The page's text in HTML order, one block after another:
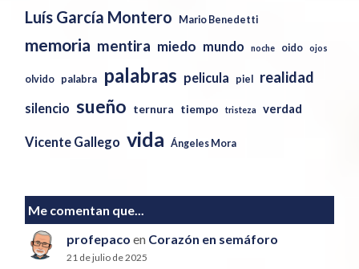
Luís García Montero Mario Benedetti
memoria mentira miedo mundo noche oido ojos
olvido palabra palabras pelicula piel realidad
silencio sueño ternura tiempo tristeza verdad
Vicente Gallego vida Ángeles Mora
Me comentan que...
profepaco en Corazón en semáforo
21 de julio de 2025